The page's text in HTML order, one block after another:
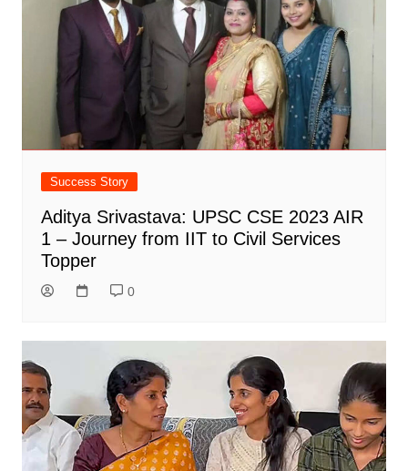
Success Story
Aditya Srivastava: UPSC CSE 2023 AIR
1 – Journey from IIT to Civil Services
Topper
0